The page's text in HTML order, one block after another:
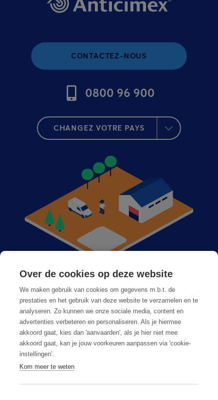
CONTACTEZ-NOUS
0800 96 900
CHANGEZ VOTRE PAYS
Anticimex dans votre région
Postes vacants
Foire aux questions
Over de cookies op deze website
We maken gebruik van cookies om gegevens m.b.t. de
prestaties en het gebruik van deze website te verzamelen en te
analyseren. Zo kunnen we onze sociale media, content en
advertenties verbeteren en personaliseren. Als je hiermee
akkoord gaat, kies dan 'aanvaarden', als je hier niet mee
akkoord gaat, kan je jouw voorkeuren aanpassen via 'cookie-
instellingen'.
Kom meer te weten